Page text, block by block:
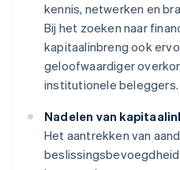
kennis, netwerken en
Bij het zoeken naar
kapitaalinbreng ook
geloofwaardiger
institutionele beleggers.
Nadelen van
Het aantrekken van